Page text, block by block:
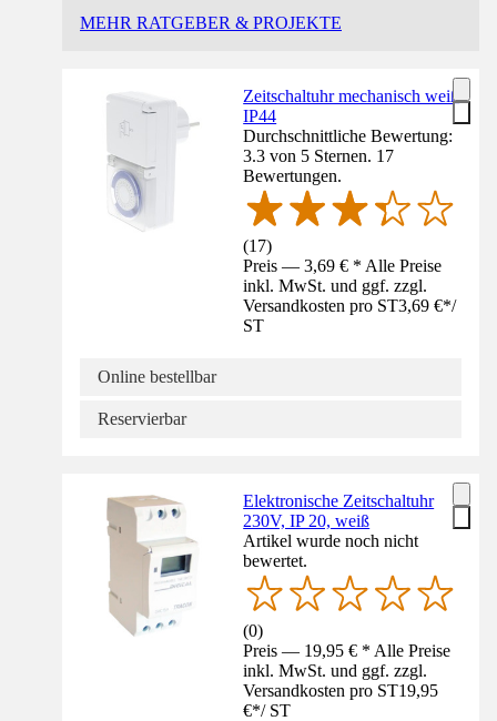
MEHR RATGEBER & PROJEKTE
Zeitschaltuhr mechanisch weiß
IP44
Durchschnittliche Bewertung:
3.3 von 5 Sternen. 17
Bewertungen.
(17)
Preis — 3,69 € * Alle Preise
inkl. MwSt. und ggf. zzgl.
Versandkosten pro ST3,69 €*/
ST
Online bestellbar
Reservierbar
Elektronische Zeitschaltuhr
230V, IP 20, weiß
Artikel wurde noch nicht
bewertet.
(0)
Preis — 19,95 € * Alle Preise
inkl. MwSt. und ggf. zzgl.
Versandkosten pro ST19,95
€*/ ST